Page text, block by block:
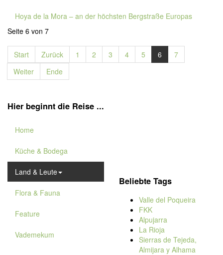
Hoya de la Mora – an der höchsten Bergstraße Europas
Seite 6 von 7
Start Zurück 1 2 3 4 5 6
7
Weiter
Ende
Hier beginnt die Reise ...
Home
Küche & Bodega
Land & Leute
Flora & Fauna
Feature
Vademekum
Beliebte Tags
Valle del Poqueira
FKK
Alpujarra
La Rioja
Sierras de Tejeda,
Almijara y Alhama